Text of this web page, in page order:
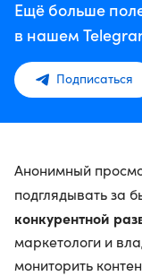
Ещё больше
в нашем
Подписаться
Анонимный
подглядывать за
конкурентной
маркетологи и
мониторить